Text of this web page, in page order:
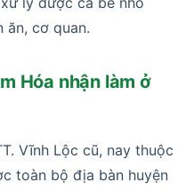
ăn, cơ quan.
Hóa nhận làm ở
Vĩnh Lộc cũ, nay thuộc
toàn bộ địa bàn huyện